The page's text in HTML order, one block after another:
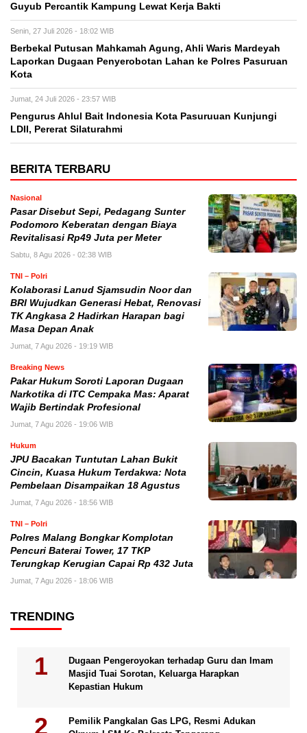
Guyub Percantik Kampung Lewat Kerja Bakti
Senin, 27 Juli 2026 - 18:02 WIB
Berbekal Putusan Mahkamah Agung, Ahli Waris Mardeyah
Laporkan Dugaan Penyerobotan Lahan ke Polres Pasuruan
Kota
Jumat, 24 Juli 2026 - 23:57 WIB
Pengurus Ahlul Bait Indonesia Kota Pasuruuan Kunjungi
LDII, Pererat Silaturahmi
BERITA TERBARU
Nasional
Pasar Disebut Sepi, Pedagang Sunter
Podomoro Keberatan dengan Biaya
Revitalisasi Rp49 Juta per Meter
Sabtu, 8 Agu 2026 - 02:38 WIB
TNI – Polri
Kolaborasi Lanud Sjamsudin Noor dan
BRI Wujudkan Generasi Hebat, Renovasi
TK Angkasa 2 Hadirkan Harapan bagi
Masa Depan Anak
Jumat, 7 Agu 2026 - 19:19 WIB
Breaking News
Pakar Hukum Soroti Laporan Dugaan
Narkotika di ITC Cempaka Mas: Aparat
Wajib Bertindak Profesional
Jumat, 7 Agu 2026 - 19:06 WIB
Hukum
JPU Bacakan Tuntutan Lahan Bukit
Cincin, Kuasa Hukum Terdakwa: Nota
Pembelaan Disampaikan 18 Agustus
Jumat, 7 Agu 2026 - 18:56 WIB
TNI – Polri
Polres Malang Bongkar Komplotan
Pencuri Baterai Tower, 17 TKP
Terungkap Kerugian Capai Rp 432 Juta
Jumat, 7 Agu 2026 - 18:06 WIB
TRENDING
Dugaan Pengeroyokan terhadap Guru dan Imam
Masjid Tuai Sorotan, Keluarga Harapkan
Kepastian Hukum
Pemilik Pangkalan Gas LPG, Resmi Adukan